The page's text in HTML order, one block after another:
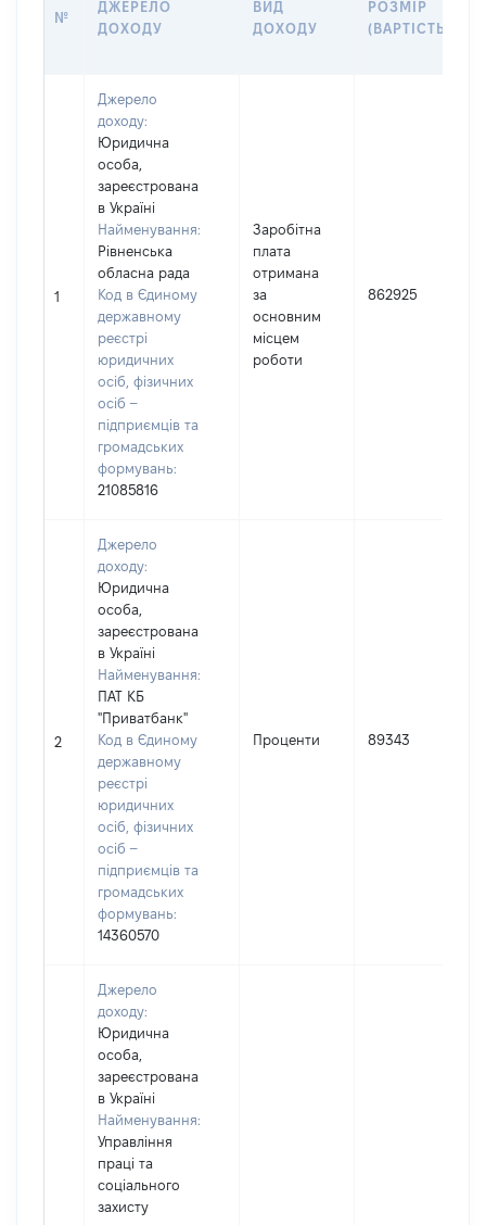
№
ДЖЕРЕЛО
ДОХОДУ
ВИД
ДОХОДУ
РОЗМІР
(ВАРТІСТЬ)
1
Джерело
доходу:
Юридична
особа,
зареєстрована
в Україні
Найменування:
Рівненська
обласна рада
Код в Єдиному
державному
реєстрі
юридичних
осіб, фізичних
осіб –
підприємців та
громадських
формувань:
21085816
Заробітна
плата
отримана
за
основним
місцем
роботи
862925
2
Джерело
доходу:
Юридична
особа,
зареєстрована
в Україні
Найменування:
ПАТ КБ
"Приватбанк"
Код в Єдиному
державному
реєстрі
юридичних
осіб, фізичних
осіб –
підприємців та
громадських
формувань:
14360570
Проценти 89343
Джерело
доходу:
Юридична
особа,
зареєстрована
в Україні
Найменування:
Управління
праці та
соціального
захисту